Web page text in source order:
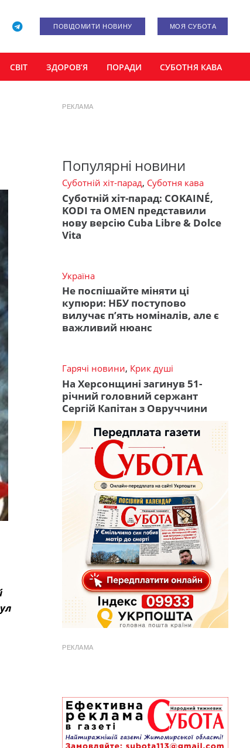
ПОВІДОМИТИ НОВИНУ МОЯ СУБОТА
СВІТ ЗДОРОВ’Я ПОРАДИ СУБОТНЯ КАВА
РЕКЛАМА
Популярні новини
Суботній хіт-парад, Суботня кава
Суботній хіт-парад: COKAINÉ,
KODI та OMEN представили
нову версію Cuba Libre & Dolce
Vita
Україна
Не поспішайте міняти ці
купюри: НБУ поступово
вилучає п’ять номіналів, але є
важливий нюанс
Гарячі новини, Крик душі
На Херсонщині загинув 51-
річний головний сержант
Сергій Капітан з Овруччини
РЕКЛАМА